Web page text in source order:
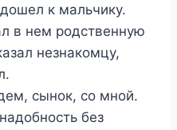
к мальчику.
в нем родственную
незнакомцу,
сынок, со мной.
без